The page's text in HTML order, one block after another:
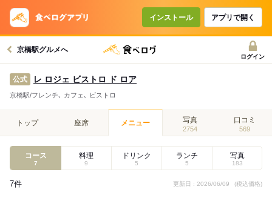
インストール アプリで開く
京橋駅グルメへ
ログイン
公式 レ ロジェ ビストロ ド ロア
京橋駅/フレンチ､ カフェ､ ビストロ
トップ 座席 メニュー 写真
2754
口コミ
569
コース
7
料理
9
ドリンク
5
ランチ
5
写真
183
7件 更新日 : 2026/06/09 (税込価格)
コースで使えるクーポン
戻る
クーポンを利用せず予約する